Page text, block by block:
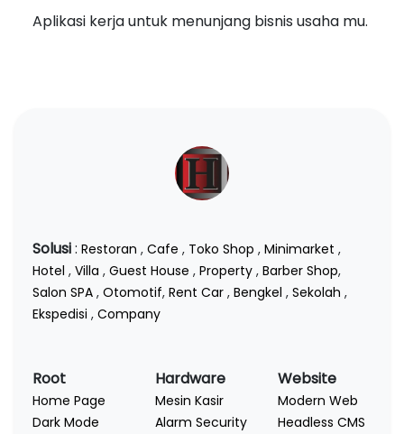
Aplikasi kerja untuk menunjang bisnis usaha mu.
Solusi: Restoran , Cafe , Toko Shop , Minimarket ,
Hotel , Villa , Guest House , Property , Barber Shop,
Salon SPA , Otomotif, Rent Car , Bengkel , Sekolah ,
Ekspedisi , Company
Root
Home Page
Dark Mode
Hardware
Mesin Kasir
Alarm Security
Website
Modern Web
Headless CMS